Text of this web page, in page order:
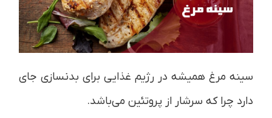
سینه مرغ همیشه در رژیم غذایی برای بدنسازی جای
دارد چرا که سرشار از پروتئین می‌باشد.